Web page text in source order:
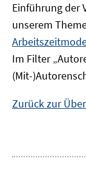
Einführung der
unserem
Im Filter
(Mit-
Zurück zur